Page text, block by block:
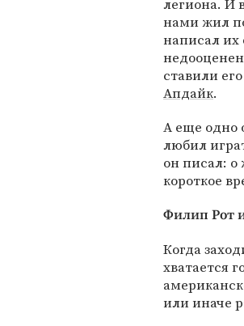
легиона. И
нами жил
написал их
ставили
Апдайк.
А еще одно
любил
он писал: о
короткое
Филип Рот
Когда
хватается
или иначе